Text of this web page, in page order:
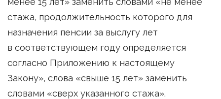
стажа, продолжительность которого для
назначения пенсии за выслугу лет
в соответствующем году определяется
согласно Приложению к настоящему
Закону», слова «свыше 15 лет» заменить
словами «сверх указанного стажа».